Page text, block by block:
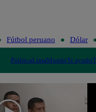
Fútbol peruano Dólar
PolíticaLimaMundoTe ayudo